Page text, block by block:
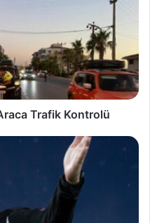
Trafik Kontrolü